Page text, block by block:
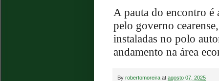
A pauta do encontro é
pelo governo
instaladas no polo
andamento na área
By robertomoreira at agosto 07, 2025